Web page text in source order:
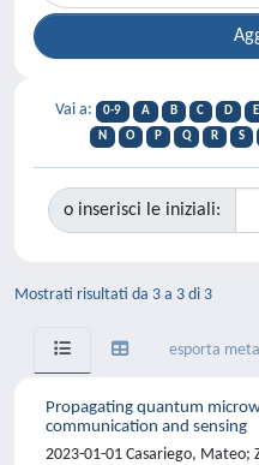
Vai a: 0-9 A B C D E
N
O P Q R S
o inserisci le iniziali:
Mostrati risultati da 3 a 3 di 3
esporta
Propagating quantum
communication and sensing
2023-01-01 Casariego, Mateo;